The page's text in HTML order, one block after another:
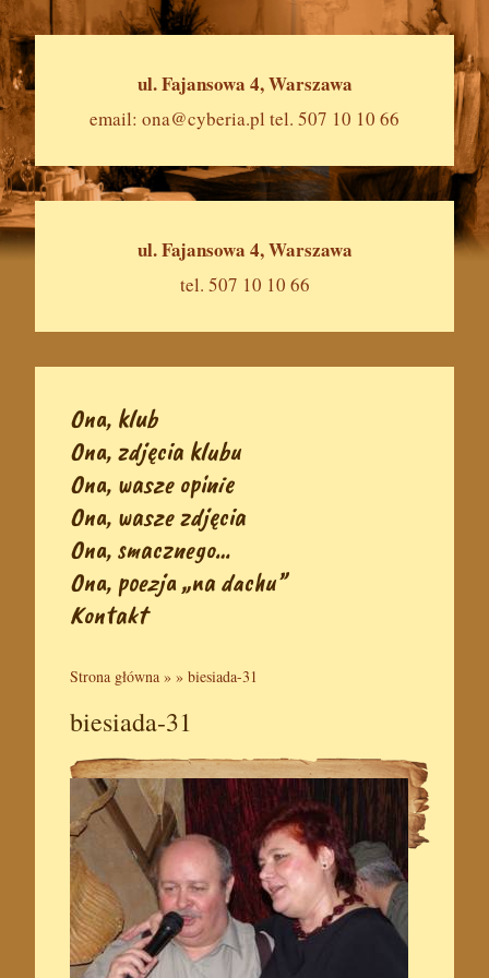
ul. Fajansowa 4, Warszawa
email: ona@cyberia.pl tel. 507 10 10 66
ul. Fajansowa 4, Warszawa
tel. 507 10 10 66
Ona, klub
Ona, zdjęcia klubu
Ona, wasze opinie
Ona, wasze zdjęcia
Ona, smacznego…
Ona, poezja „na dachu”
Kontakt
Strona główna » » biesiada-31
biesiada-31